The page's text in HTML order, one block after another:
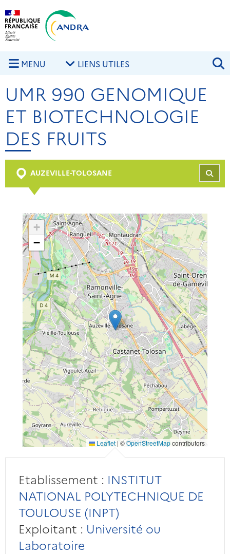
Aller au contenu principal
MENU LIENS UTILES
UMR 990 GENOMIQUE
ET BIOTECHNOLOGIE
DES FRUITS
AUZEVILLE-TOLOSANE
+
−
Leaflet | ©OpenStreetMapcontributors
Etablissement : INSTITUT
NATIONAL POLYTECHNIQUE DE
TOULOUSE (INPT)
Exploitant : Université ou
Laboratoire